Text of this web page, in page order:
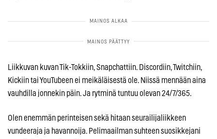
Liikkuvan kuvan Tik-Tokkiin, Snapchattiin. Discordiin, Twitchiin,
Kickiin tai YouTubeen ei meikäläisestä ole. Niissä mennään aina
vauhdilla jonnekin päin. Ja rytminä tuntuu olevan 24/7/365.
Olen enemmän perinteisen sekä hitaan seurailijaliikkeen
vundeeraja ja havannoija. Pelimaailman suhteen suosikkejani